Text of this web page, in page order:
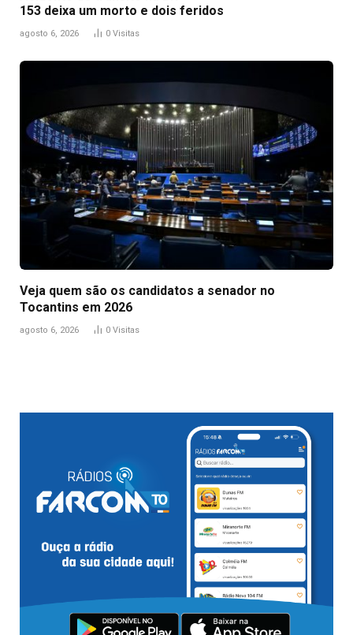
153 deixa um morto e dois feridos
agosto 6, 2026 0 Visitas
Veja quem são os candidatos a senador no
Tocantins em 2026
agosto 6, 2026 0 Visitas